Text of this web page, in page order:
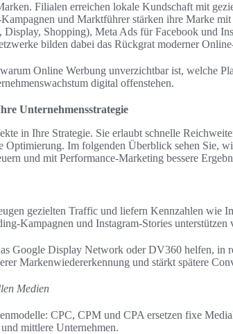
Filialen erreichen lokale Kundschaft mit
und Marktführer stärken ihre Marke
Shopping), Meta Ads für Facebook und
bilden dabei das Rückgrat moderner
Online Werbung unverzichtbar ist, welche
digital offenstehen.
Unternehmensstrategie
in Ihre Strategie. Sie erlaubt schnelle
Optimierung. Im folgenden Überblick sehen Sie,
und mit Performance-Marketing bessere
gezielten Traffic und liefern Kennzahlen wie
Kampagnen und Instagram-Stories unterstützen
Google Display Network oder DV360 helfen, in
Markenwiedererkennung und stärkt spätere
Medien
CPC, CPM und CPA ersetzen fixe
mittlere Unternehmen.